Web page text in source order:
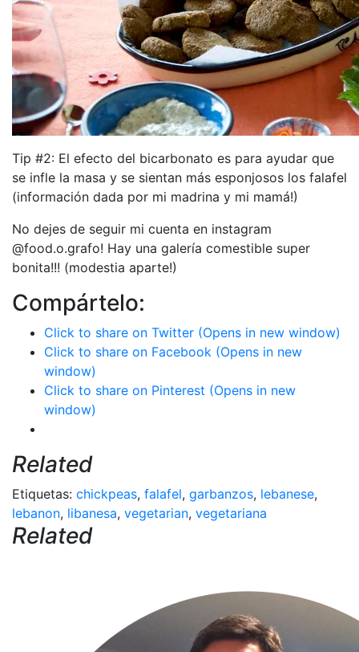
Tip #2: El efecto del bicarbonato es para ayudar que
se infle la masa y se sientan más esponjosos los falafel
(información dada por mi madrina y mi mamá!)
No dejes de seguir mi cuenta en instagram
@food.o.grafo! Hay una galería comestible super
bonita!!! (modestia aparte!)
Compártelo:
Click to share on Twitter (Opens in new window)
Click to share on Facebook (Opens in new
window)
Click to share on Pinterest (Opens in new
window)
Related
Etiquetas: chickpeas, falafel, garbanzos, lebanese,
lebanon, libanesa, vegetarian, vegetariana
Related